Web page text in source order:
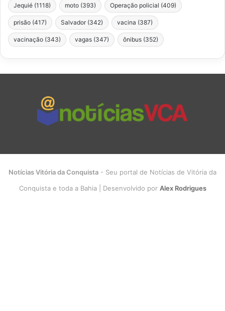
Jequié (1118) moto (393) Operação policial (409)
prisão (417) Salvador (342) vacina (387)
vacinação (343) vagas (347) ônibus (352)
Notícias Vitória da Conquista - Seu portal de Notícias de Vitória da
Conquista e toda a Bahia | Desenvolvido por Alex Rodrigues